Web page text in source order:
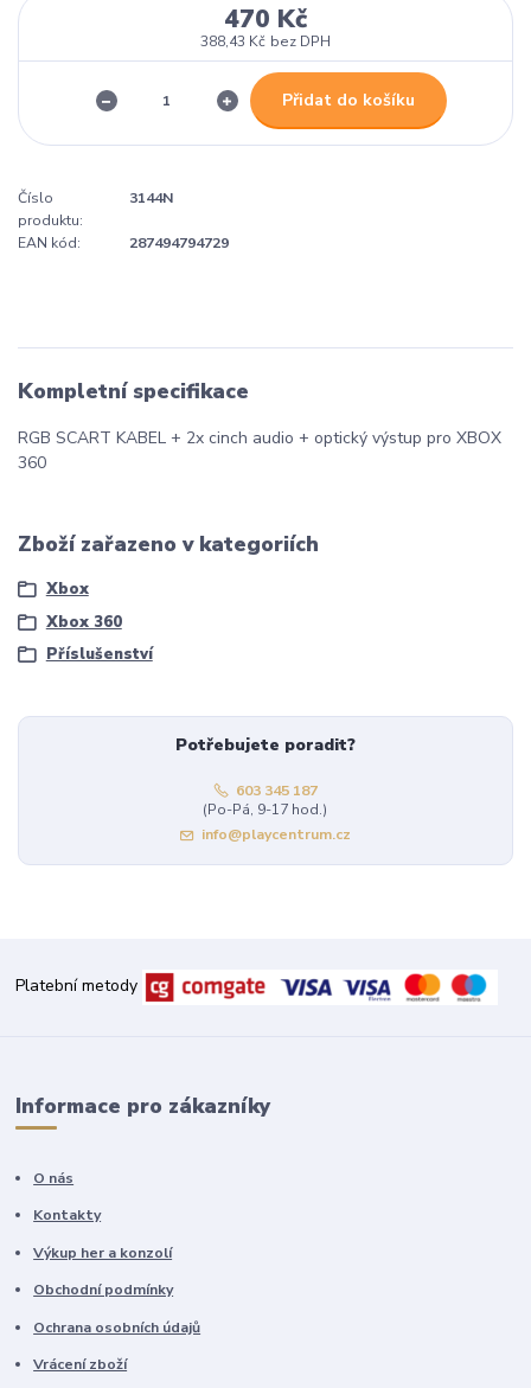
470 Kč
388,43 Kč bez DPH
Přidat do košíku
Číslo
produktu:
3144N
EAN kód: 287494794729
Kompletní specifikace
RGB SCART KABEL + 2x cinch audio + optický výstup pro XBOX
360
Zboží zařazeno v kategoriích
Xbox
Xbox 360
Příslušenství
Potřebujete poradit?
603 345 187
(Po-Pá, 9-17 hod.)
info@playcentrum.cz
Platební metody
Informace pro zákazníky
O nás
Kontakty
Výkup her a konzolí
Obchodní podmínky
Ochrana osobních údajů
Vrácení zboží